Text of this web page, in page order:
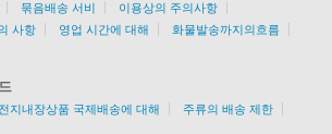
묶음배송 서비
이용상의 주의사항
사항
영업 시간에 대해
화물발송까지의흐름
지내장상품 국제배송에 대해 주류의 배송 제한